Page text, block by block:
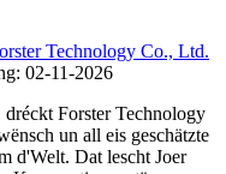
Technology Co., Ltd.
02-11-2026
Forster Technology
un all eis geschätzte
d'Welt. Dat lescht Joer